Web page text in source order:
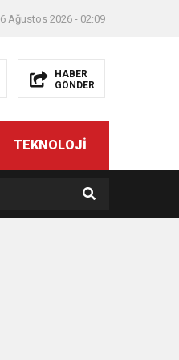
6 Ağustos 2026 - 02:09
HABER
GÖNDER
TEKNOLOJİ